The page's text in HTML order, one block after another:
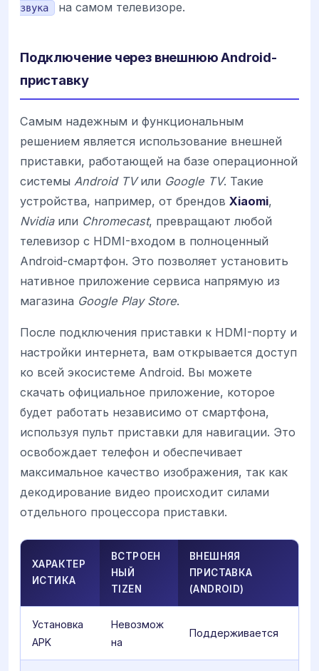
звука на самом телевизоре.
Подключение через внешнюю Android-
приставку
Самым надежным и функциональным
решением является использование внешней
приставки, работающей на базе операционной
системы Android TVили Google TV. Такие
устройства, например, от брендов Xiaomi,
Nvidiaили Chromecast, превращают любой
телевизор с HDMI-входом в полноценный
Android-смартфон. Это позволяет установить
нативное приложение сервиса напрямую из
магазина Google Play Store.
После подключения приставки к HDMI-порту и
настройки интернета, вам открывается доступ
ко всей экосистеме Android. Вы можете
скачать официальное приложение, которое
будет работать независимо от смартфона,
используя пульт приставки для навигации. Это
освобождает телефон и обеспечивает
максимальное качество изображения, так как
декодирование видео происходит силами
отдельного процессора приставки.
ХАРАКТЕР
ИСТИКА
ВСТРОЕН
НЫЙ
TIZEN
ВНЕШНЯЯ
ПРИСТАВКА
(ANDROID)
Установка
APK
Невозмож
на
Поддерживается